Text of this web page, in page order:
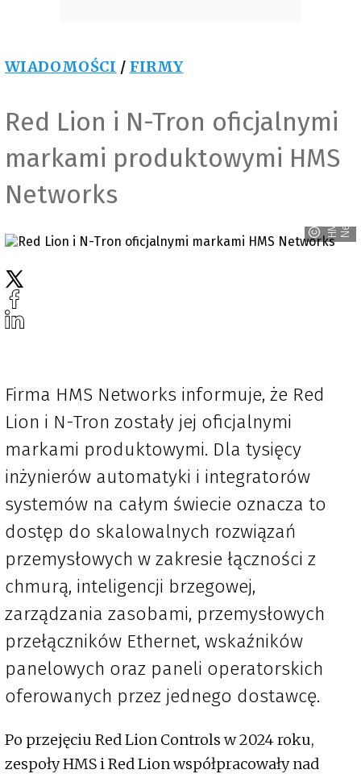
WIADOMOŚCI / FIRMY
Red Lion i N-Tron oficjalnymi
markami produktowymi HMS
Networks
H
M
S
N
e
t
w
o
r
ks
Firma HMS Networks informuje, że Red
Lion i N-Tron zostały jej oficjalnymi
markami produktowymi. Dla tysięcy
inżynierów automatyki i integratorów
systemów na całym świecie oznacza to
dostęp do skalowalnych rozwiązań
przemysłowych w zakresie łączności z
chmurą, inteligencji brzegowej,
zarządzania zasobami, przemysłowych
przełączników Ethernet, wskaźników
panelowych oraz paneli operatorskich
oferowanych przez jednego dostawcę.
Po przejęciu Red Lion Controls w 2024 roku,
zespoły HMS i Red Lion współpracowały nad